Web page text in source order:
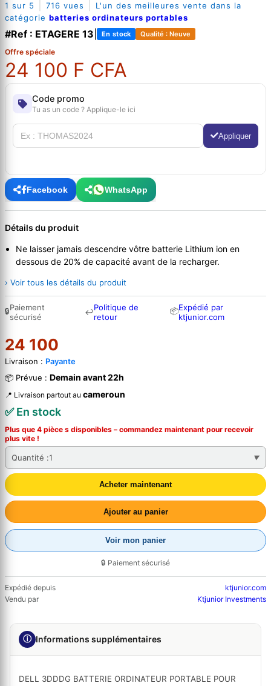
1 sur 5 716 vues
L'un des meilleures vente dans la
catégorie batteries ordinateurs portables
#Ref : ETAGERE 13 En stock Qualité : Neuve
Offre spéciale
24 100 F CFA
Code promo
Tu as un code ? Applique-le ici
Appliquer
Facebook WhatsApp
Détails du produit
Ne laisser jamais descendre vôtre batterie Lithium ion en
dessous de 20% de capacité avant de la recharger.
› Voir tous les détails du produit
🔒Paiement
sécurisé
↩Politique de
retour
📦Expédié par
ktjunior.com
24 100
Livraison : Payante
📦 Prévue : Demain avant 22h
📍 Livraison partout au cameroun
✅ En stock
Plus que 4 pièce s disponibles – commandez maintenant pour recevoir
plus vite !
Quantité :1
Acheter maintenant
Ajouter au panier
Voir mon panier
🔒 Paiement sécurisé
Expédié depuis
ktjunior.com
Vendu par
Ktjunior Investments
ⓘ Informations supplémentaires
DELL 3DDDG BATTERIE ORDINATEUR PORTABLE POUR